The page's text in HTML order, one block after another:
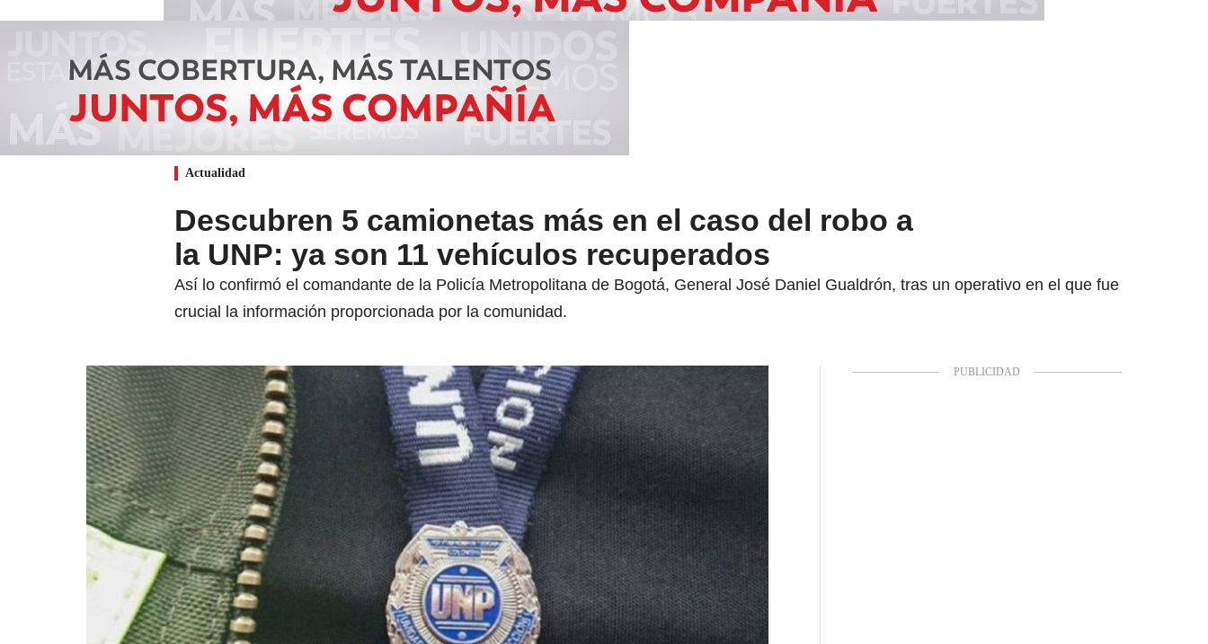
Actualidad
Descubren 5 camionetas más en el caso del robo a
la UNP: ya son 11 vehículos recuperados
Así lo confirmó el comandante de la Policía Metropolitana de Bogotá, General José Daniel Gualdrón, tras un operativo en el que fue
crucial la información proporcionada por la comunidad.